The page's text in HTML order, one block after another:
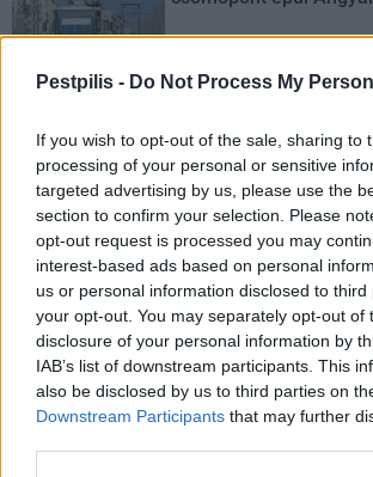
Pestpilis - Do Not Process My
If you wish to opt-out of the sale, sharing to
processing of your personal or sensitive
targeted advertising by us, please use the
section to confirm your selection. Please
opt-out request is processed you may
interest-based ads based on personal
us or personal information disclosed to
your opt-out. You may separately opt-out of
disclosure of your personal information by
IAB’s list of downstream participants. This
also be disclosed by us to third parties on
Downstream Participants that may further
Hódmezővásárhely jó
iskoláját
Látványos építési
Flórián téri felüljárón
Paks II.: Mit jelent az
mérföldköve a
árnyékában?